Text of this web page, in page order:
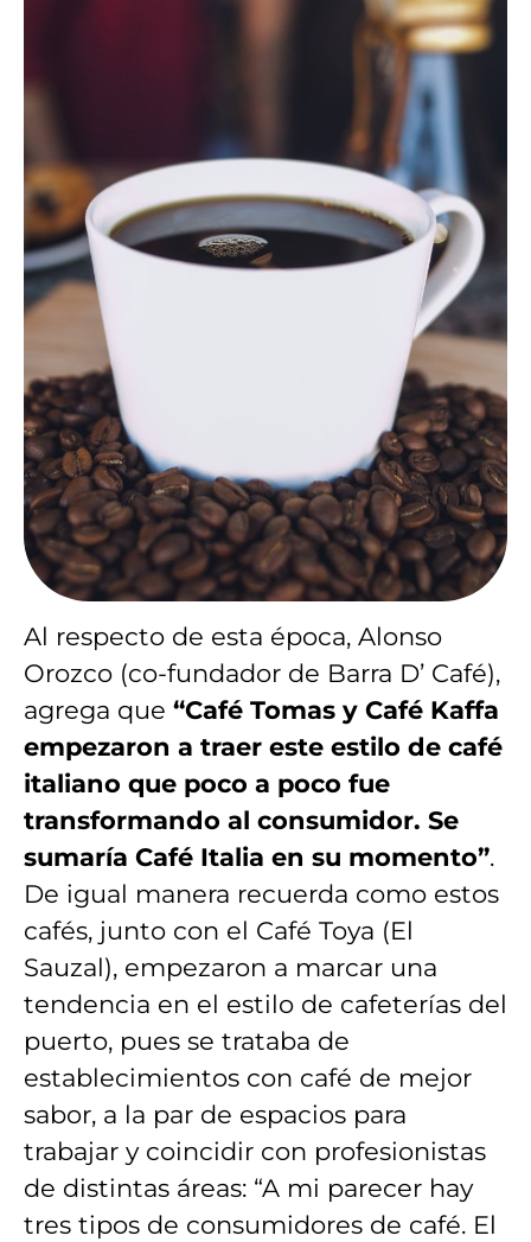
Al respecto de esta época, Alonso
Orozco (co-fundador de Barra D’ Café),
agrega que “Café Tomas y Café Kaffa
empezaron a traer este estilo de café
italiano que poco a poco fue
transformando al consumidor. Se
sumaría Café Italia en su momento”.
De igual manera recuerda como estos
cafés, junto con el Café Toya (El
Sauzal), empezaron a marcar una
tendencia en el estilo de cafeterías del
puerto, pues se trataba de
establecimientos con café de mejor
sabor, a la par de espacios para
trabajar y coincidir con profesionistas
de distintas áreas: “A mi parecer hay
tres tipos de consumidores de café. El